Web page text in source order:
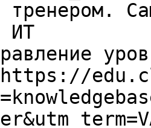
тренером.
ИТ